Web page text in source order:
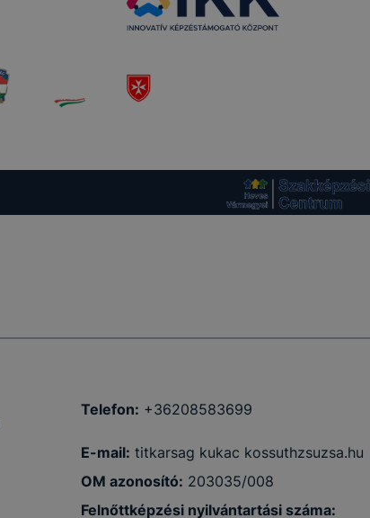
Telefon: +36208583699
E-mail: titkarsag kukac kossuthzsuzsa.hu
OM azonosító: 203035/008
Felnőttképzési nyilvántartási száma: